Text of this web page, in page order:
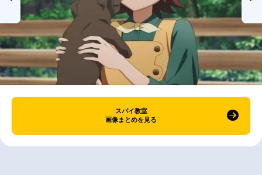
スパイ教室
画像まとめを見る